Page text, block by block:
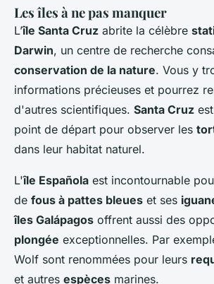
Les îles à ne pas manquer
L’île Santa Cruz abrite la célèbre
Darwin, un centre de recherche
conservation de la nature. Vous y
informations précieuses et pourrez
d'autres scientifiques. Santa Cruz
point de départ pour observer les
dans leur habitat naturel.
L'île Española est incontournable
de fous à pattes bleues et ses
îles Galápagos offrent aussi des
plongée exceptionnelles. Par
Wolf sont renommées pour leurs
et autres espèces marines.